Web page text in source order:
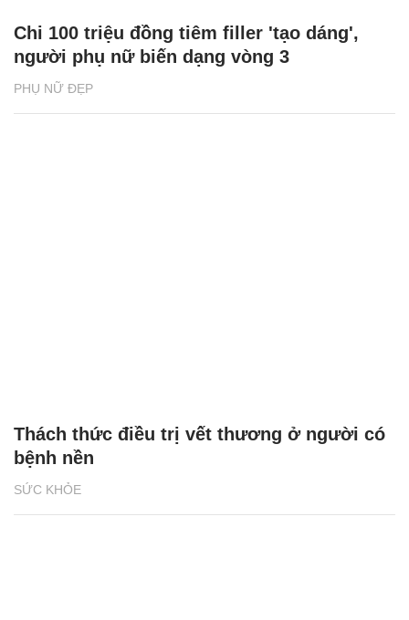
PHỤ NỮ ĐẸP
Chi 100 triệu đồng tiêm filler 'tạo dáng',
người phụ nữ biến dạng vòng 3
SỨC KHỎE
Thách thức điều trị vết thương ở người có
bệnh nền